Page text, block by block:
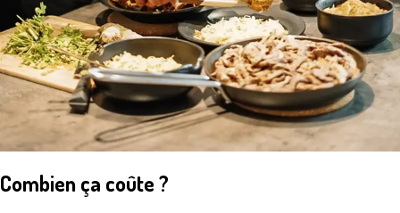
Combien ça coûte ?